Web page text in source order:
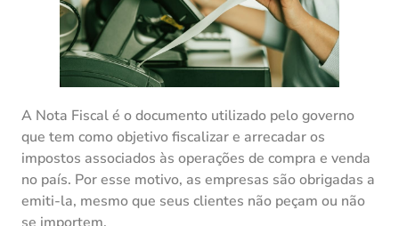
A Nota Fiscal é o documento utilizado pelo governo
que tem como objetivo fiscalizar e arrecadar os
impostos associados às operações de compra e venda
no país. Por esse motivo, as empresas são obrigadas a
emiti-la, mesmo que seus clientes não peçam ou não